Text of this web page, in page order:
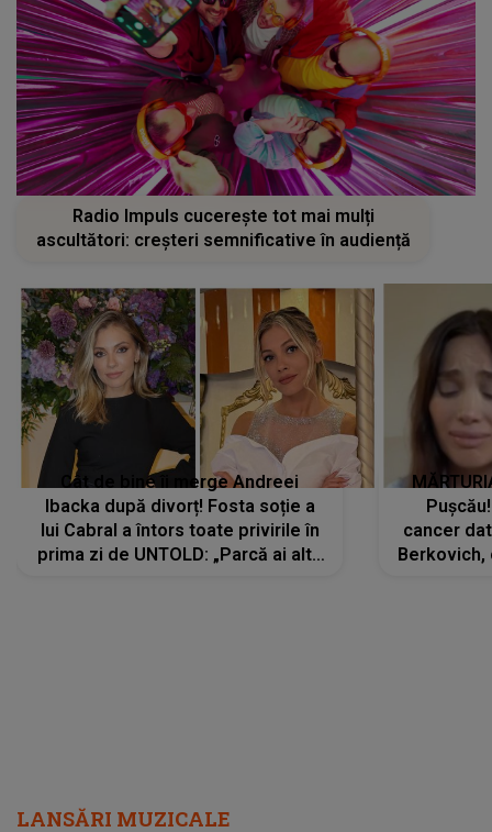
Radio Impuls cucerește tot mai mulți
ascultători: creșteri semnificative în audiență
Cât de bine îi merge Andreei
Ibacka după divorț! Fosta soție a
lui Cabral a întors toate privirile în
prima zi de UNTOLD: „Parcă ai altă
cancer
Berkovich,
LANSĂRI MUZICALE